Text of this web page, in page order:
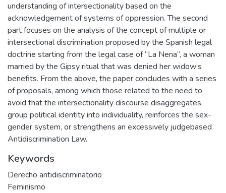
understanding of intersectionality based on the
acknowledgement of systems of oppression. The second
part focuses on the analysis of the concept of multiple or
intersectional discrimination proposed by the Spanish legal
doctrine starting from the legal case of “La Nena”, a woman
married by the Gipsy ritual that was denied her widow’s
benefits. From the above, the paper concludes with a series
of proposals, among which those related to the need to
avoid that the intersectionality discourse disaggregates
group political identity into individuality, reinforces the sex-
gender system, or strengthens an excessively judgebased
Antidiscrimination Law.
Keywords
Derecho antidiscriminatorio
Feminismo